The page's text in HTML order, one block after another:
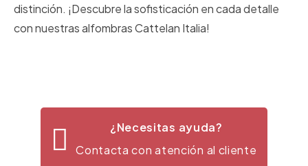
distinción. ¡Descubre la sofisticación en cada detalle
con nuestras alfombras Cattelan Italia!
¿Necesitas ayuda?
Contacta con atención al cliente